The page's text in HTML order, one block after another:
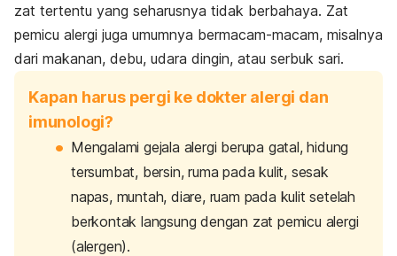
zat tertentu yang seharusnya tidak berbahaya. Zat
pemicu alergi juga umumnya bermacam-macam, misalnya
dari makanan, debu, udara dingin, atau serbuk sari.
Kapan harus pergi ke dokter alergi dan
imunologi?
Mengalami gejala alergi berupa gatal, hidung
tersumbat, bersin, ruma pada kulit, sesak
napas, muntah, diare, ruam pada kulit setelah
berkontak langsung dengan zat pemicu alergi
(alergen).